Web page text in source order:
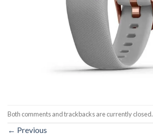
Both comments and trackbacks are currently closed.
← Previous